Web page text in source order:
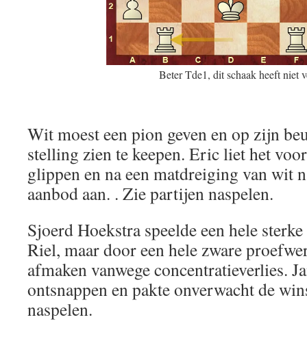
Beter Tde1, dit schaak heeft niet
Wit moest een pion geven en op zijn
stelling zien te keepen. Eric liet het
glippen en na een matdreiging van wit
aanbod aan. . Zie partijen naspelen.
Sjoerd Hoekstra speelde een hele
Riel, maar door een hele zware
afmaken vanwege concentratieverlies.
ontsnappen en pakte onverwacht de
naspelen.